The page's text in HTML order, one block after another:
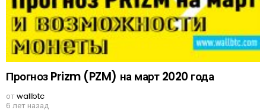
Прогноз Prizm (PZM) на март 2020 года
отwallbtc
6 лет назад